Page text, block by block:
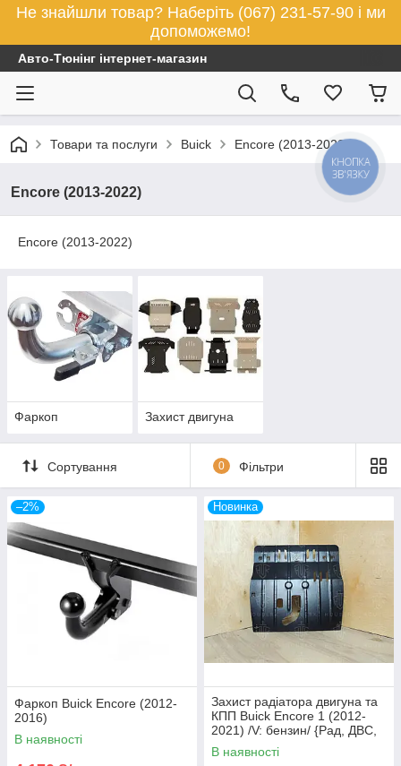
Не знайшли товар? Наберіть (067) 231-57-90 і ми
допоможемо!
Авто-Тюнінг інтернет-магазин
Товари та послуги Buick Encore (2013-2022)
Encore (2013-2022)
Encore (2013-2022)
Фаркоп Захист двигуна
Сортування 0 Фільтри
–2%
Фаркоп Buick Encore (2012-
2016)
В наявності
Новинка
Захист радіатора двигуна та
КПП Buick Encore 1 (2012-
2021) /V: бензин/ {Рад, ДВС,
КПП} КГМ
В наявності
КНОПКА
ЗВ'ЯЗКУ